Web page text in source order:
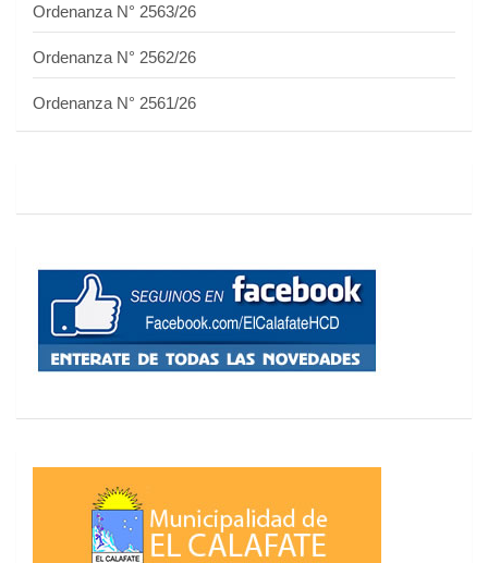
Ordenanza N° 2563/26
Ordenanza N° 2562/26
Ordenanza N° 2561/26